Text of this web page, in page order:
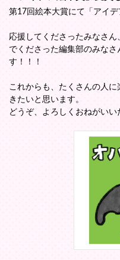
第17回絵本大賞にて「アイ
応援してくださったみなさ
でくださった編集部のみな
す！！！
これからも、たくさんの人
きたいと思います。
どうぞ、よろしくおねがいい